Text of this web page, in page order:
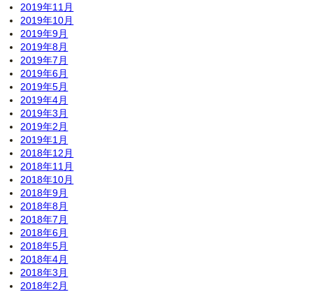
2019年11月
2019年10月
2019年9月
2019年8月
2019年7月
2019年6月
2019年5月
2019年4月
2019年3月
2019年2月
2019年1月
2018年12月
2018年11月
2018年10月
2018年9月
2018年8月
2018年7月
2018年6月
2018年5月
2018年4月
2018年3月
2018年2月